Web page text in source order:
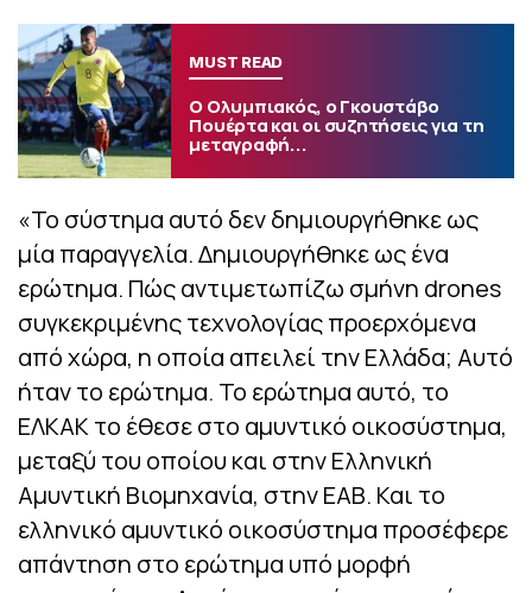
MUST READ
Ο Ολυμπιακός, ο Γκουστάβο
Πουέρτα και οι συζητήσεις για τη
μεταγραφή...
«Το σύστημα αυτό δεν δημιουργήθηκε ως
μία παραγγελία. Δημιουργήθηκε ως ένα
ερώτημα. Πώς αντιμετωπίζω σμήνη drones
συγκεκριμένης τεχνολογίας προερχόμενα
από χώρα, η οποία απειλεί την Ελλάδα; Αυτό
ήταν το ερώτημα. Το ερώτημα αυτό, το
ΕΛΚΑΚ το έθεσε στο αμυντικό οικοσύστημα,
μεταξύ του οποίου και στην Ελληνική
Αμυντική Βιομηχανία, στην ΕΑΒ. Και το
ελληνικό αμυντικό οικοσύστημα προσέφερε
απάντηση στο ερώτημα υπό μορφή